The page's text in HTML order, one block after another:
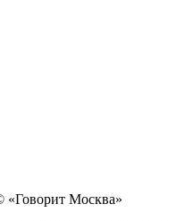
«Говорит Москва»